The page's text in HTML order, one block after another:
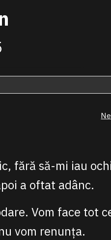
fără să-mi iau
a oftat adânc.
Vom face tot
vom renunța.